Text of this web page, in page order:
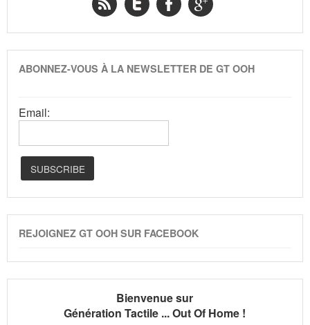
ABONNEZ-VOUS À LA NEWSLETTER DE GT OOH
Email:
REJOIGNEZ GT OOH SUR FACEBOOK
Bienvenue sur
Génération Tactile ... Out Of Home !